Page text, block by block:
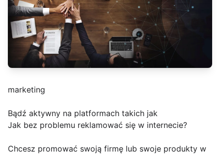
marketing
Bądź aktywny na platformach takich jak
Jak bez problemu reklamować się w internecie?
Chcesz promować swoją firmę lub swoje produkty w